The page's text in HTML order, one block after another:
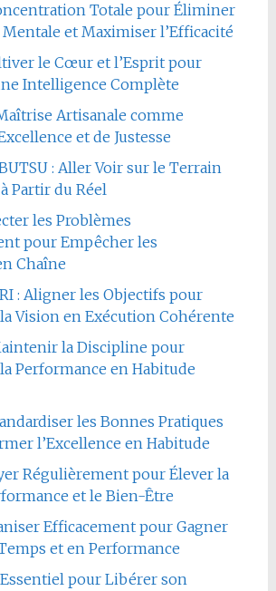
Totale pour Éliminer
et Maximiser l’Efficacité
le Cœur et l’Esprit pour
Intelligence Complète
Artisanale comme
et de Justesse
: Aller Voir sur le Terrain
Partir du Réel
les Problèmes
pour Empêcher les
Chaîne
: Aligner les Objectifs pour
Vision en Exécution Cohérente
la Discipline pour
Performance en Habitude
les Bonnes Pratiques
l’Excellence en Habitude
Régulièrement pour Élever la
et le Bien-Être
Efficacement pour Gagner
et en Performance
pour Libérer son